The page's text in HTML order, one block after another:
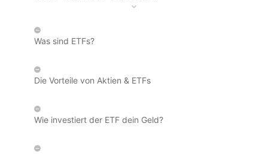
Was sind ETFs?
Die Vorteile von Aktien & ETFs
Wie investiert der ETF dein Geld?